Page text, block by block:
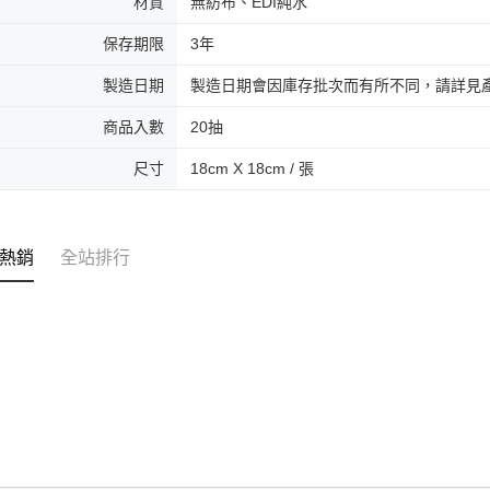
保存期限 3年
製造日期 製造日期會因庫存批次而有所不同，請詳見
商品入數 20抽
尺寸 18cm X 18cm / 張
銷 全站排行